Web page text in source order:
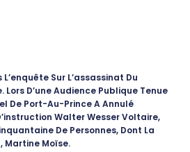
Sur L’assassinat Du
Lors D’une Audience Publique Tenue
De Port-Au-Prince A Annulé
Walter Wesser Voltaire,
De Personnes, Dont La
Martine Moïse.